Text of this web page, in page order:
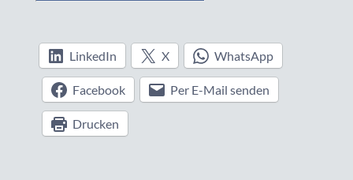
LinkedIn X WhatsApp
Facebook Per E-Mail senden
Drucken